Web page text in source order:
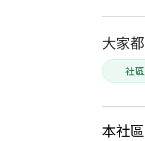
大家
社
本社區